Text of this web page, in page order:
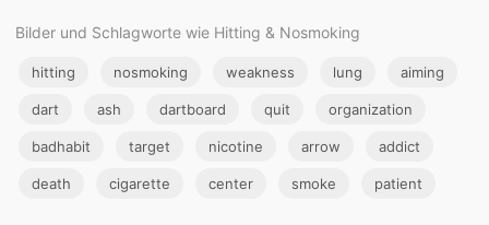
Bilder und Schlagworte wie Hitting & Nosmoking
hitting nosmoking weakness lung aiming
dart ash dartboard quit organization
badhabit target nicotine arrow addict
death cigarette center smoke patient